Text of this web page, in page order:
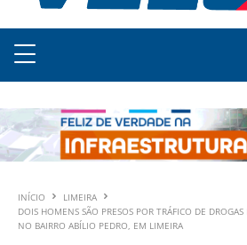
INÍCIO
LIMEIRA
DOIS HOMENS SÃO PRESOS POR TRÁFICO DE DROGAS
NO BAIRRO ABÍLIO PEDRO, EM LIMEIRA